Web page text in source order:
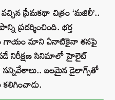
ప్రేమకథా చిత్రం ‘మజిలీ’..
ప్రదర్శించింది. భర్త
గాయం మాని ఏనాటికైనా తనపై
పడే నిరీక్షణ సినిమాలో హైలైట్
బలమైన డైలాగ్స్‌తో
కలిగించాడు.